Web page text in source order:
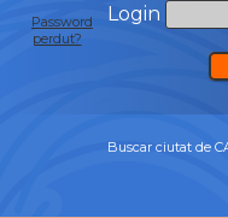
Login
Password
perdut?
Buscar ciutat de